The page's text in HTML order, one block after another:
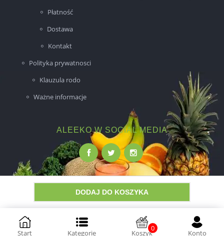
DODAJ DO KOSZYKA
Płatność
Dostawa
Kontakt
Polityka prywatnosci
Klauzula rodo
Ważne informacje
ALEEKO W SOCIAL MEDIA
Wykonanie:
NovaPoint
Start
Kategorie Koszyk
0
Konto